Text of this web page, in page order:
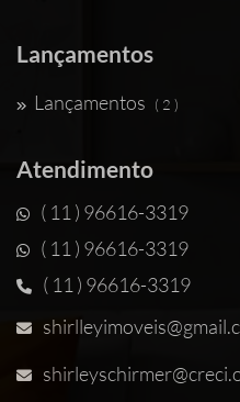
Lançamentos
Lançamentos ( 2 )
Atendimento
( 11 ) 96616-3319
( 11 ) 96616-3319
( 11 ) 96616-3319